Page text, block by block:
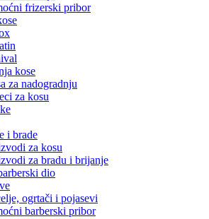
frizerski pribor
kose
za nadogradnju
za kosu
i brade
za kosu
za bradu i brijanje
dio
ogrtači i pojasevi
barberski pribor